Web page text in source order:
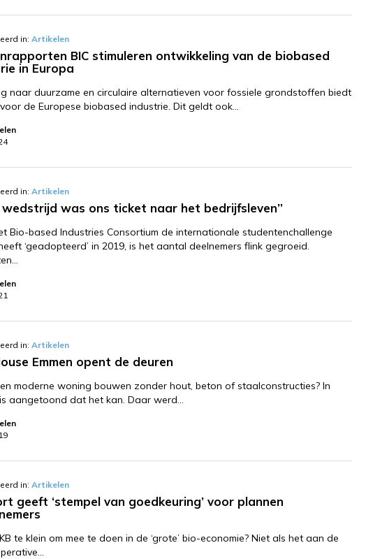
in: Artikelen
BIC stimuleren ontwikkeling van de biobased
in Europa
naar duurzame en circulaire alternatieven voor fossiele grondstoffen biedt
de Europese biobased industrie. Dit geldt ook…
in: Artikelen
wedstrijd was ons ticket naar het bedrijfsleven”
Bio-based Industries Consortium de internationale studentenchallenge
‘geadopteerd’ in 2019, is het aantal deelnemers flink gegroeid.
in: Artikelen
Emmen opent de deuren
moderne woning bouwen zonder hout, beton of staalconstructies? In
aangetoond dat het kan. Daar werd…
in: Artikelen
geeft ‘stempel van goedkeuring’ voor plannen
te klein om mee te doen in de ‘grote’ bio-economie? Niet als het aan de